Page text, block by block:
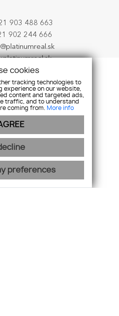
903 488 663
902 244 666
HOURS
08.30 – 17.00
CLOSED
office is closed until further
brokers by phone or e-mail
cookies
tracking technologies to
experience on our website,
content and targeted ads,
traffic, and to understand
coming from. More info
preferences